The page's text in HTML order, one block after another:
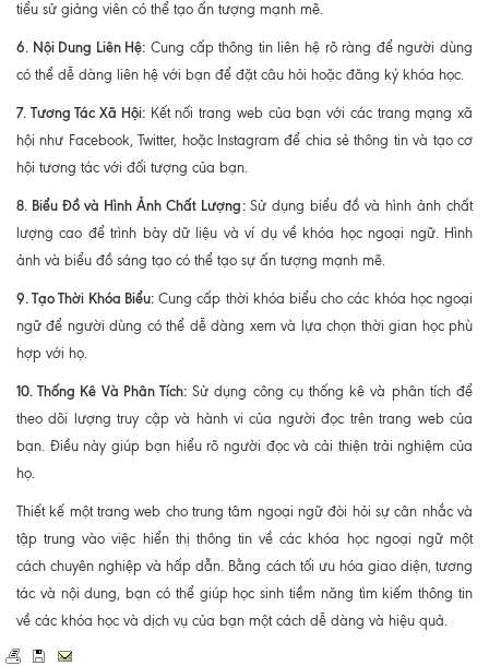
tiểu sử giảng viên có thể tạo ấn tượng mạnh mẽ.
6. Nội Dung Liên Hệ: Cung cấp thông tin liên hệ rõ ràng để người dùng
có thể dễ dàng liên hệ với bạn để đặt câu hỏi hoặc đăng ký khóa học.
7. Tương Tác Xã Hội:Kết nối trang web của bạn với các trang mạng xã
hội như Facebook, Twitter, hoặc Instagram để chia sẻ thông tin và tạo cơ
hội tương tác với đối tượng của bạn.
8. Biểu Đồ và Hình Ảnh Chất Lượng:Sử dụng biểu đồ và hình ảnh chất
lượng cao để trình bày dữ liệu và ví dụ về khóa học ngoại ngữ. Hình
ảnh và biểu đồ sáng tạo có thể tạo sự ấn tượng mạnh mẽ.
9. Tạo Thời Khóa Biểu:Cung cấp thời khóa biểu cho các khóa học ngoại
ngữ để người dùng có thể dễ dàng xem và lựa chọn thời gian học phù
hợp với họ.
10. Thống Kê Và Phân Tích: Sử dụng công cụ thống kê và phân tích để
theo dõi lượng truy cập và hành vi của người đọc trên trang web của
bạn. Điều này giúp bạn hiểu rõ người đọc và cải thiện trải nghiệm của
họ.
Thiết kế một trang web cho trung tâm ngoại ngữ đòi hỏi sự cân nhắc và
tập trung vào việc hiển thị thông tin về các khóa học ngoại ngữ một
cách chuyên nghiệp và hấp dẫn. Bằng cách tối ưu hóa giao diện, tương
tác và nội dung, bạn có thể giúp học sinh tiềm năng tìm kiếm thông tin
về các khóa học và dịch vụ của bạn một cách dễ dàng và hiệu quả.